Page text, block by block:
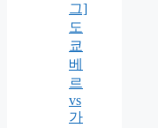
그]
도
쿄
베
르
vs
가